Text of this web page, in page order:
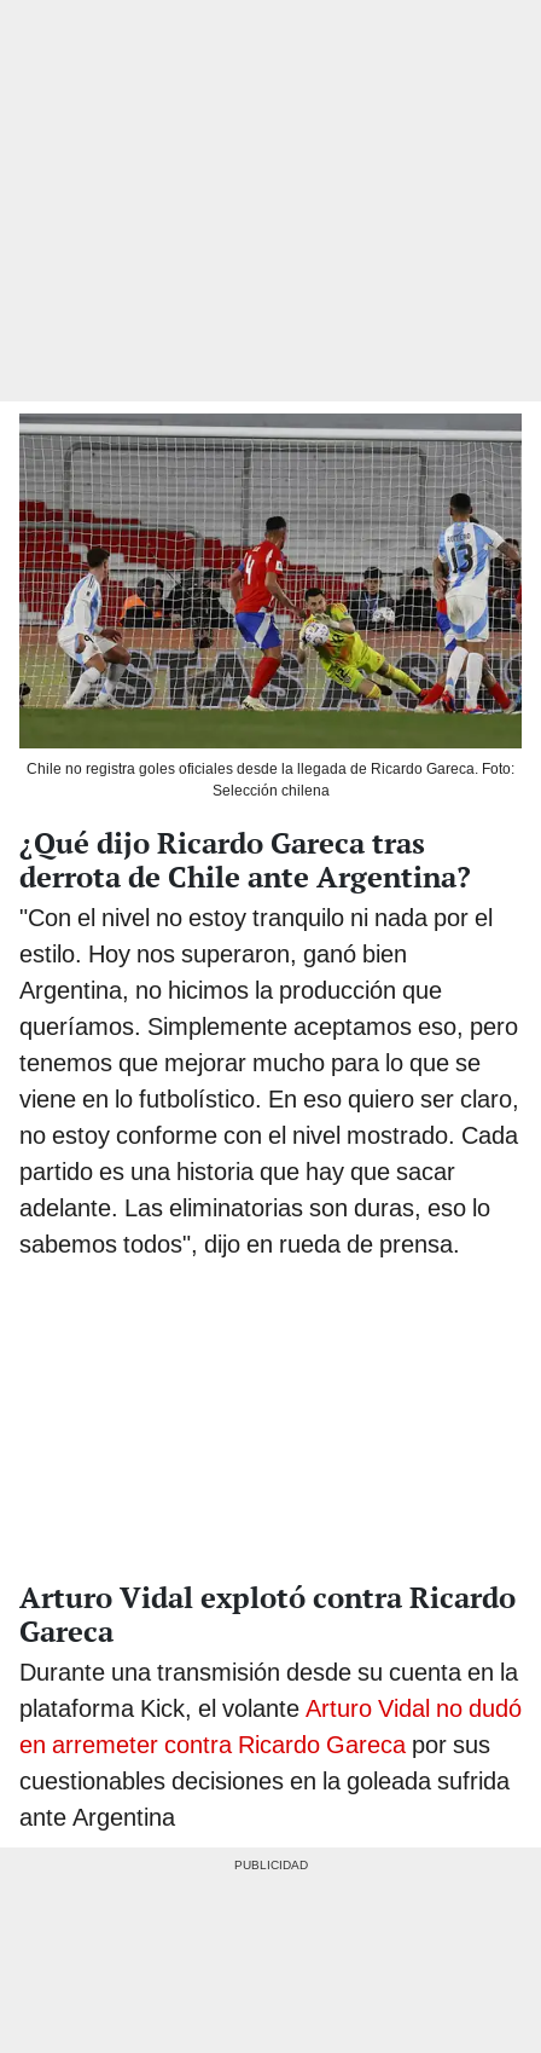
Chile no registra goles oficiales desde la llegada de Ricardo Gareca. Foto:
Selección chilena
¿Qué dijo Ricardo Gareca tras
derrota de Chile ante Argentina?
"Con el nivel no estoy tranquilo ni nada por el
estilo. Hoy nos superaron, ganó bien
Argentina, no hicimos la producción que
queríamos. Simplemente aceptamos eso, pero
tenemos que mejorar mucho para lo que se
viene en lo futbolístico. En eso quiero ser claro,
no estoy conforme con el nivel mostrado. Cada
partido es una historia que hay que sacar
adelante. Las eliminatorias son duras, eso lo
sabemos todos", dijo en rueda de prensa.
Arturo Vidal explotó contra Ricardo
Gareca
Durante una transmisión desde su cuenta en la
plataforma Kick, el volante Arturo Vidal no dudó
en arremeter contra Ricardo Gareca por sus
cuestionables decisiones en la goleada sufrida
ante Argentina